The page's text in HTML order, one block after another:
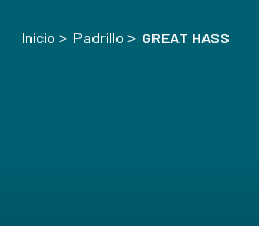
Inicio > Padrillo > GREAT HASS